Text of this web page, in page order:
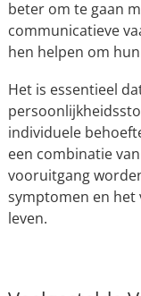
beter om te gaan
communicatieve
hen helpen om
Het is essentieel
individuele
een combinatie
vooruitgang
symptomen en het
leven.